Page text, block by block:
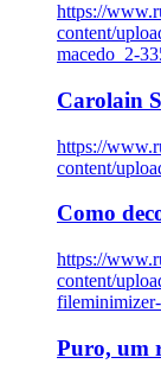
https://
content/
macedo_2-
Carolain
https://
content/
Como
https://
content/
Puro, um